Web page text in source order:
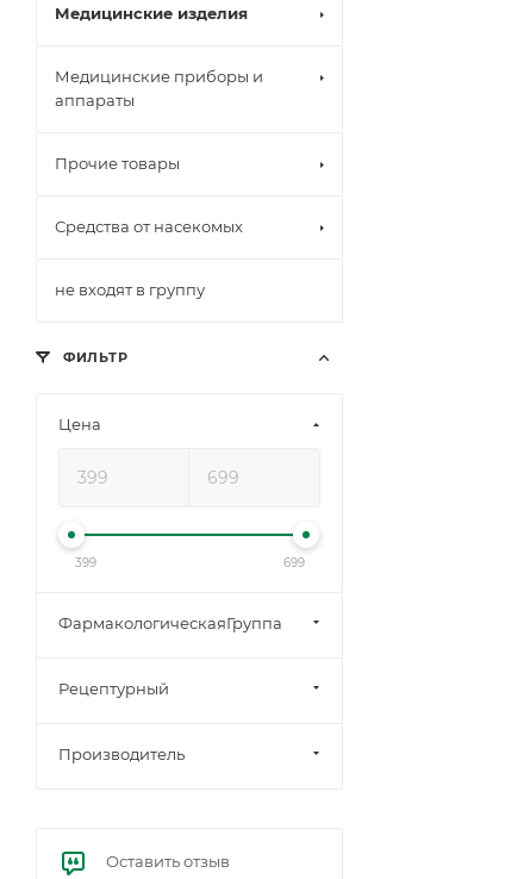
Медицинские изделия
Медицинские приборы и
аппараты
Прочие товары
Средства от насекомых
не входят в группу
ФИЛЬТР
Цена
399 699
ФармакологическаяГруппа
Рецептурный
Производитель
Оставить отзыв